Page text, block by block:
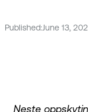
Published:June 13,
Neste